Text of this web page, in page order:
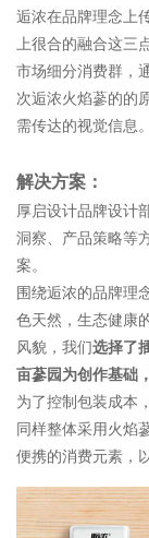
逅浓在品牌理念上
上很合的融合这三
市场细分消费群，
次逅浓火焰蔘的的
需传达的视觉信息。
解决方案：
厚启设计品牌设计
洞察、产品策略等
案。
围绕逅浓的品牌理
色天然，生态健康
风貌，我们选择了
亩蔘园为创作基础
为了控制包装成本
同样整体采用火焰
便携的消费元素，